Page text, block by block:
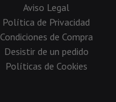
Aviso Legal
Política de Privacidad
Condiciones de Compra
Desistir de un pedido
Políticas de Cookies